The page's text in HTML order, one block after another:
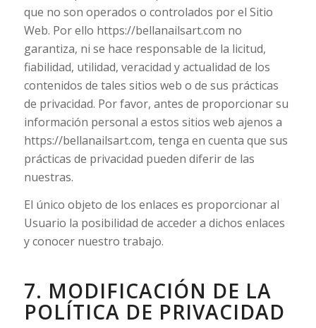
que no son operados o controlados por el Sitio
Web. Por ello https://bellanailsart.com no
garantiza, ni se hace responsable de la licitud,
fiabilidad, utilidad, veracidad y actualidad de los
contenidos de tales sitios web o de sus prácticas
de privacidad. Por favor, antes de proporcionar su
información personal a estos sitios web ajenos a
https://bellanailsart.com, tenga en cuenta que sus
prácticas de privacidad pueden diferir de las
nuestras.
El único objeto de los enlaces es proporcionar al
Usuario la posibilidad de acceder a dichos enlaces
y conocer nuestro trabajo.
7. MODIFICACIÓN DE LA
POLÍTICA DE PRIVACIDAD